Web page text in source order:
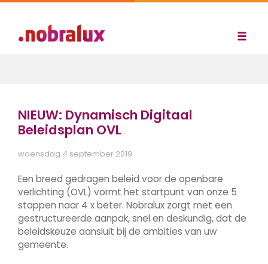
NIEUW: Dynamisch Digitaal
Beleidsplan OVL
woensdag 4 september 2019
Een breed gedragen beleid voor de openbare
verlichting (OVL) vormt het startpunt van onze 5
stappen naar 4 x beter. Nobralux zorgt met een
gestructureerde aanpak, snel en deskundig, dat de
beleidskeuze aansluit bij de ambities van uw
gemeente.